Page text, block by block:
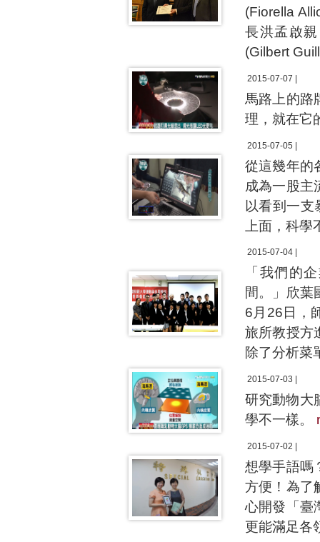
(Fiorella
長洪孟啟
(Gilbert
2015-07-07 |
馬路上的路
理，就在它
2015-07-05 |
從這幾年的
成為一股主
以看到一
上面，科
2015-07-04 |
「我們的
間。」欣葉
6月26日，
旅所教授方
除了分析菜
2015-07-03 |
研究動物大
學不一樣。
2015-07-02 |
想學手語嗎
方便！為了
心開發「臺
更能滿足各